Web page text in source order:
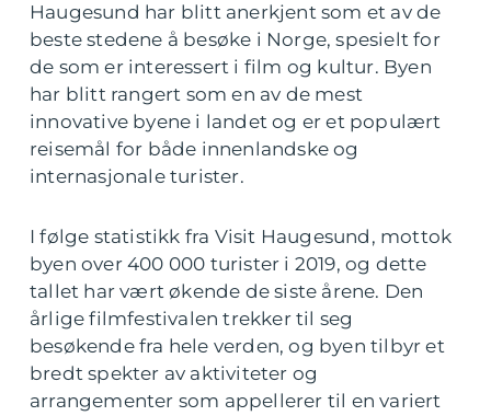
Haugesund har blitt anerkjent som et av de
beste stedene å besøke i Norge, spesielt for
de som er interessert i film og kultur. Byen
har blitt rangert som en av de mest
innovative byene i landet og er et populært
reisemål for både innenlandske og
internasjonale turister.
I følge statistikk fra Visit Haugesund, mottok
byen over 400 000 turister i 2019, og dette
tallet har vært økende de siste årene. Den
årlige filmfestivalen trekker til seg
besøkende fra hele verden, og byen tilbyr et
bredt spekter av aktiviteter og
arrangementer som appellerer til en variert